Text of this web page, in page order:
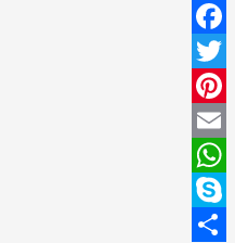
Facebook
Twitter
Pinterest
Email
WhatsApp
Skype